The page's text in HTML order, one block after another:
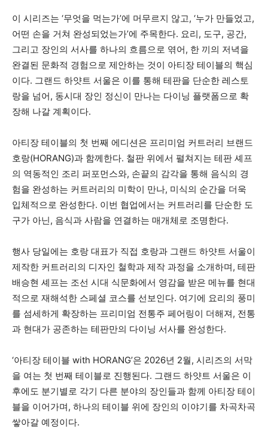
이 시리즈는 ‘무엇을 먹는가’에 머무르지 않고, ‘누가 만들었고,
어떤 손을 거쳐 완성되었는가’에 주목한다. 요리, 도구, 공간,
그리고 장인의 서사를 하나의 흐름으로 엮어, 한 끼의 저녁을
완결된 문화적 경험으로 제안하는 것이 아티장 테이블의 핵심
이다. 그랜드 하얏트 서울은 이를 통해 테판을 단순한 레스토
랑을 넘어, 동시대 장인 정신이 만나는 다이닝 플랫폼으로 확
장해 나갈 계획이다.
아티장 테이블의 첫 번째 에디션은 프리미엄 커트러리 브랜드
호랑(HORANG)과 함께한다. 철판 위에서 펼쳐지는 테판 셰프
의 역동적인 조리 퍼포먼스와, 손끝의 감각을 통해 음식의 경
험을 완성하는 커트러리의 미학이 만나, 미식의 순간을 더욱
입체적으로 완성한다. 이번 협업에서는 커트러리를 단순한 도
구가 아닌, 음식과 사람을 연결하는 매개체로 조명한다.
행사 당일에는 호랑 대표가 직접 호랑과 그랜드 하얏트 서울이
제작한 커트러리의 디자인 철학과 제작 과정을 소개하며, 테판
배승현 셰프는 조선 시대 식문화에서 영감을 받은 메뉴를 현대
적으로 재해석한 스페셜 코스를 선보인다. 여기에 요리의 풍미
를 섬세하게 확장하는 프리미엄 전통주 페어링이 더해져, 전통
과 현대가 공존하는 테판만의 다이닝 서사를 완성한다.
‘아티장 테이블 with HORANG’은 2026년 2월, 시리즈의 서막
을 여는 첫 번째 테이블로 진행된다. 그랜드 하얏트 서울은 이
후에도 분기별로 각기 다른 분야의 장인들과 함께 아티장 테이
블을 이어가며, 하나의 테이블 위에 장인의 이야기를 차곡차곡
쌓아갈 예정이다.